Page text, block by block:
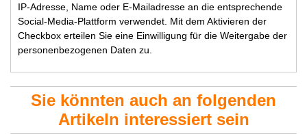
IP-Adresse, Name oder E-Mailadresse an die entsprechende
Social-Media-Plattform verwendet. Mit dem Aktivieren der
Checkbox erteilen Sie eine Einwilligung für die Weitergabe der
personenbezogenen Daten zu.
Sie könnten auch an folgenden
Artikeln interessiert sein